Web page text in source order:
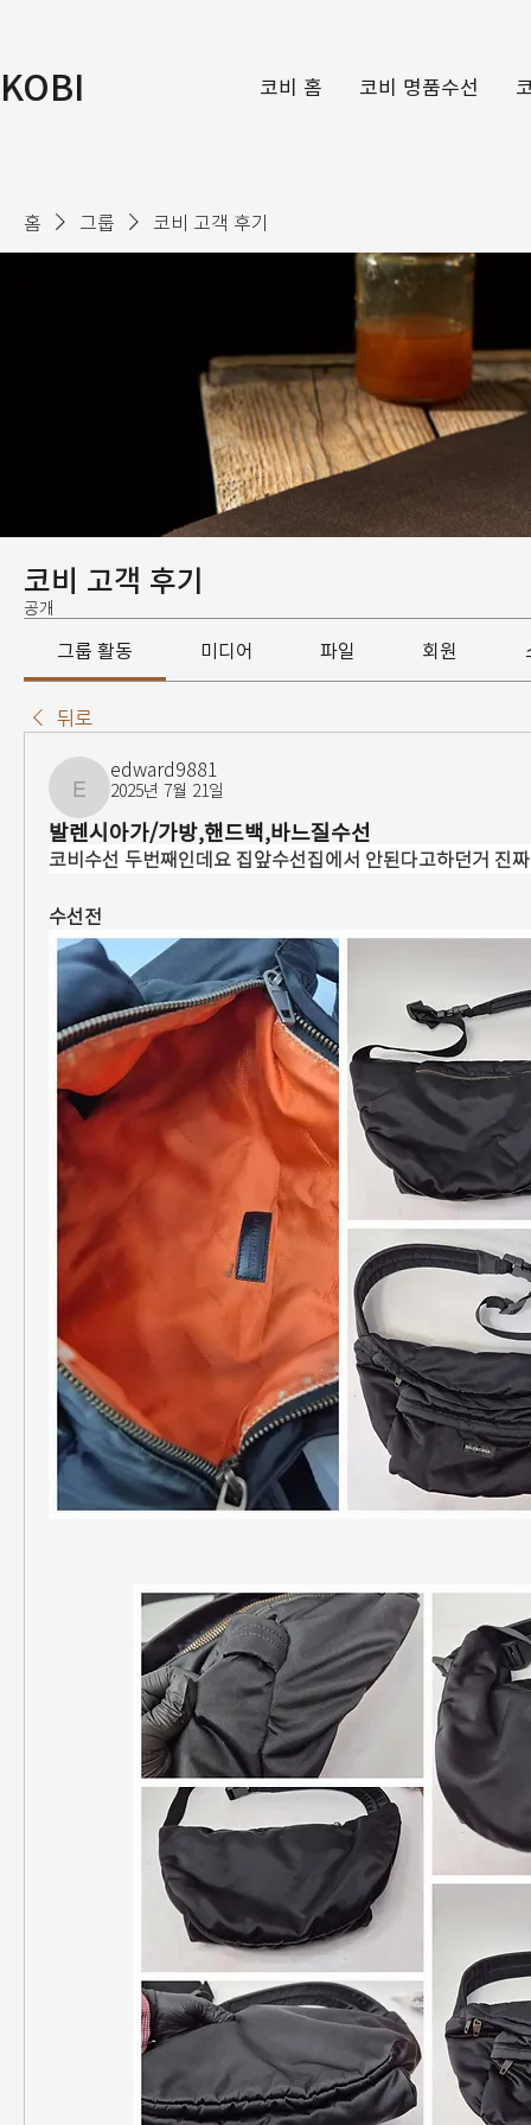
KOBI 코비 홈 코비 명품수선
홈 그룹 코비 고객 후기
코비 고객 후기
공개
그룹 활동 미디어 파일 회원
뒤로
edward9881
edward9881
2025년 7월 21일
발렌시아가/가방,핸드백,바느질수선
코비수선 두번째인데요 집앞수선집에서 안된다고하던거 진
수선전